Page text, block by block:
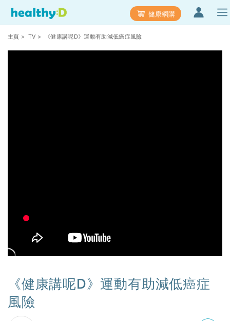
健康網購
主頁 > TV > 《健康講呢D》運動有助減低癌症風險
《健康講呢D》運動有助減低癌症
風險